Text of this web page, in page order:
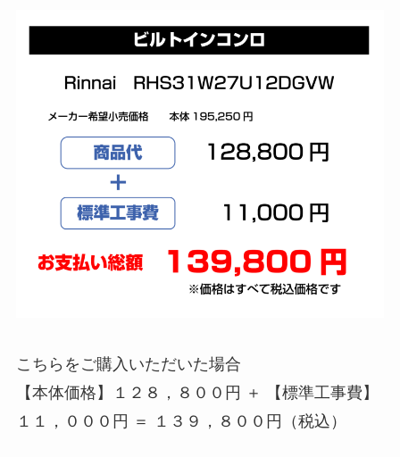
こちらをご購入いただいた場合
【本体価格】１２８，８００円 ＋ 【標準工事費】
１１，０００円 ＝ １３９，８００円（税込）